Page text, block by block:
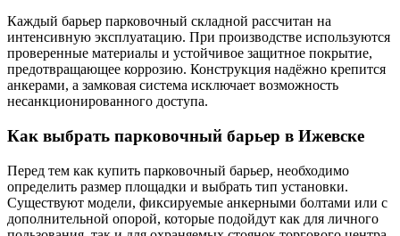
Каждый барьер парковочный складной рассчитан на
интенсивную эксплуатацию. При производстве используются
проверенные материалы и устойчивое защитное покрытие,
предотвращающее коррозию. Конструкция надёжно крепится
анкерами, а замковая система исключает возможность
несанкционированного доступа.
Как выбрать парковочный барьер в Ижевске
Перед тем как купить парковочный барьер, необходимо
определить размер площадки и выбрать тип установки.
Существуют модели, фиксируемые анкерными болтами или с
дополнительной опорой, которые подойдут как для личного